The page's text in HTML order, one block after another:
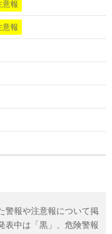
意報
意報
警報や注意報について掲
表中は「黒」、危険警報